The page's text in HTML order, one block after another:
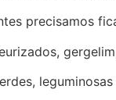
precisamos